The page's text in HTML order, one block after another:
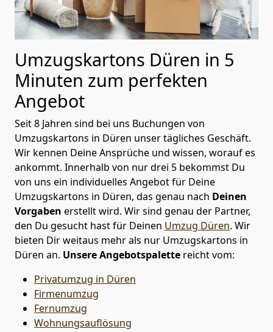
Umzugskartons Düren in 5
Minuten zum perfekten
Angebot
Seit 8 Jahren sind bei uns Buchungen von
Umzugskartons in Düren unser tägliches Geschäft.
Wir kennen Deine Ansprüche und wissen, worauf es
ankommt. Innerhalb von nur drei 5 bekommst Du
von uns ein individuelles Angebot für Deine
Umzugskartons in Düren, das genau nach Deinen
Vorgaben erstellt wird. Wir sind genau der Partner,
den Du gesucht hast für Deinen Umzug Düren. Wir
bieten Dir weitaus mehr als nur Umzugskartons in
Düren an. Unsere Angebotspalette reicht vom:
Privatumzug in Düren
Firmenumzug
Fernumzug
Wohnungsauflösung